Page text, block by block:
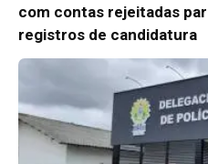
com contas rejeitadas
registros de candidatura